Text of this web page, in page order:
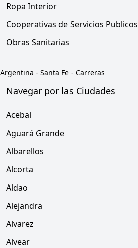
Ropa Interior
Cooperativas de Servicios Publicos
Obras Sanitarias
Argentina - Santa Fe - Carreras
Navegar por las Ciudades
Acebal
Aguará Grande
Albarellos
Alcorta
Aldao
Alejandra
Alvarez
Alvear